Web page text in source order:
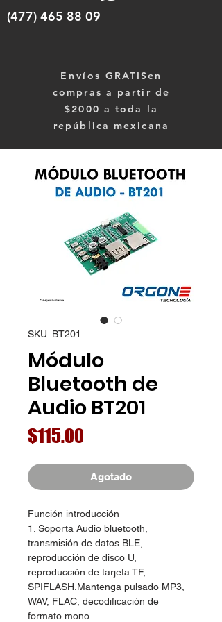
(477) 465 88 09
Envíos GRATISen
compras a partir de
$2000 a toda la
república mexicana
SKU: BT201
Módulo
Bluetooth de
Audio BT201
$115.00
Agotado
Función introducción
1. Soporta Audio bluetooth,
transmisión de datos BLE,
reproducción de disco U,
reproducción de tarjeta TF,
SPIFLASH.Mantenga pulsado MP3,
WAV, FLAC, decodificación de
formato mono